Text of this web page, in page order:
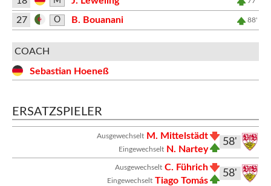
27 O B. Bouanani 88'
COACH
Sebastian Hoeneß
ERSATZSPIELER
58'
Ausgewechselt M. Mittelstädt
Eingewechselt N. Nartey
58'
Ausgewechselt C. Führich
Eingewechselt Tiago Tomás